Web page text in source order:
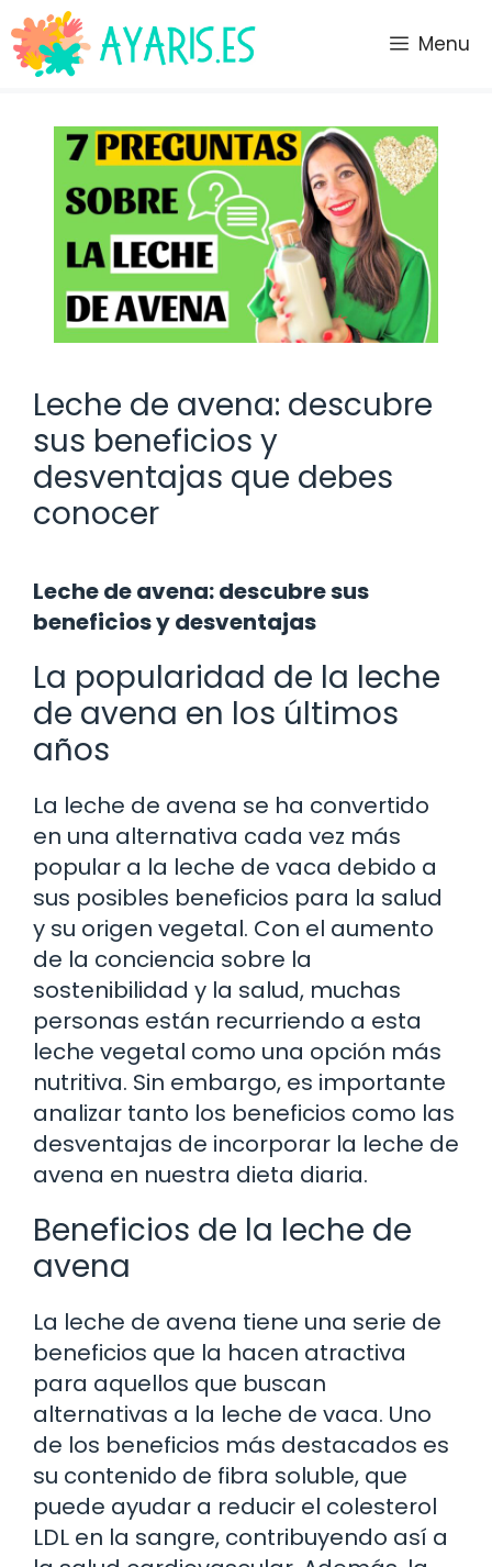
Saltar
al
contenido
Menu
Leche de avena: descubre
sus beneficios y
desventajas que debes
conocer
Leche de avena: descubre sus
beneficios y desventajas
La popularidad de la leche
de avena en los últimos
años
La leche de avena se ha convertido
en una alternativa cada vez más
popular a la leche de vaca debido a
sus posibles beneficios para la salud
y su origen vegetal. Con el aumento
de la conciencia sobre la
sostenibilidad y la salud, muchas
personas están recurriendo a esta
leche vegetal como una opción más
nutritiva. Sin embargo, es importante
analizar tanto los beneficios como las
desventajas de incorporar la leche de
avena en nuestra dieta diaria.
Beneficios de la leche de
avena
La leche de avena tiene una serie de
beneficios que la hacen atractiva
para aquellos que buscan
alternativas a la leche de vaca. Uno
de los beneficios más destacados es
su contenido de fibra soluble, que
puede ayudar a reducir el colesterol
LDL en la sangre, contribuyendo así a